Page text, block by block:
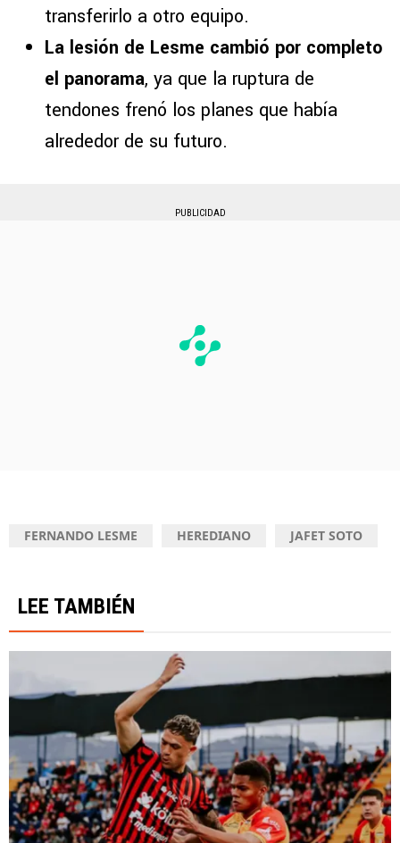
transferirlo a otro equipo.
La lesión de Lesme cambió por completo
el panorama, ya que la ruptura de
tendones frenó los planes que había
alrededor de su futuro.
PUBLICIDAD
FERNANDO LESME HEREDIANO JAFET SOTO
LEE TAMBIÉN